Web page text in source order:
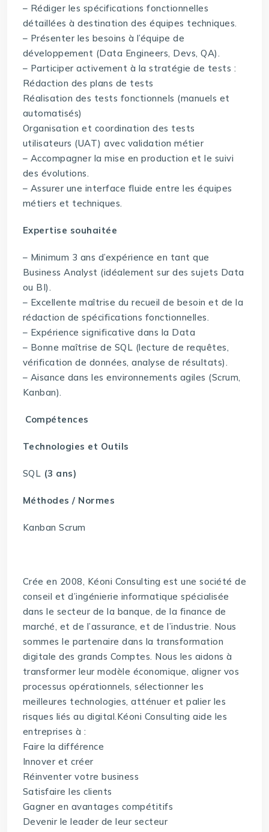
– Rédiger les spécifications fonctionnelles
détaillées à destination des équipes techniques.
– Présenter les besoins à l’équipe de
développement (Data Engineers, Devs, QA).
– Participer activement à la stratégie de tests :
Rédaction des plans de tests
Réalisation des tests fonctionnels (manuels et
automatisés)
Organisation et coordination des tests
utilisateurs (UAT) avec validation métier
– Accompagner la mise en production et le suivi
des évolutions.
– Assurer une interface fluide entre les équipes
métiers et techniques.
Expertise souhaitée
– Minimum 3 ans d’expérience en tant que
Business Analyst (idéalement sur des sujets Data
ou BI).
– Excellente maîtrise du recueil de besoin et de la
rédaction de spécifications fonctionnelles.
– Expérience significative dans la Data
– Bonne maîtrise de SQL (lecture de requêtes,
vérification de données, analyse de résultats).
– Aisance dans les environnements agiles (Scrum,
Kanban).
Compétences
Technologies et Outils
SQL (3 ans)
Méthodes / Normes
Kanban Scrum
Crée en 2008, Kéoni Consulting est une société de
conseil et d’ingénierie informatique spécialisée
dans le secteur de la banque, de la finance de
marché, et de l’assurance, et de l’industrie. Nous
sommes le partenaire dans la transformation
digitale des grands Comptes. Nous les aidons à
transformer leur modèle économique, aligner vos
processus opérationnels, sélectionner les
meilleures technologies, atténuer et palier les
risques liés au digital.Kéoni Consulting aide les
entreprises à :
Faire la différence
Innover et créer
Réinventer votre business
Satisfaire les clients
Gagner en avantages compétitifs
Devenir le leader de leur secteur